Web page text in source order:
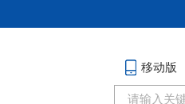
移动版